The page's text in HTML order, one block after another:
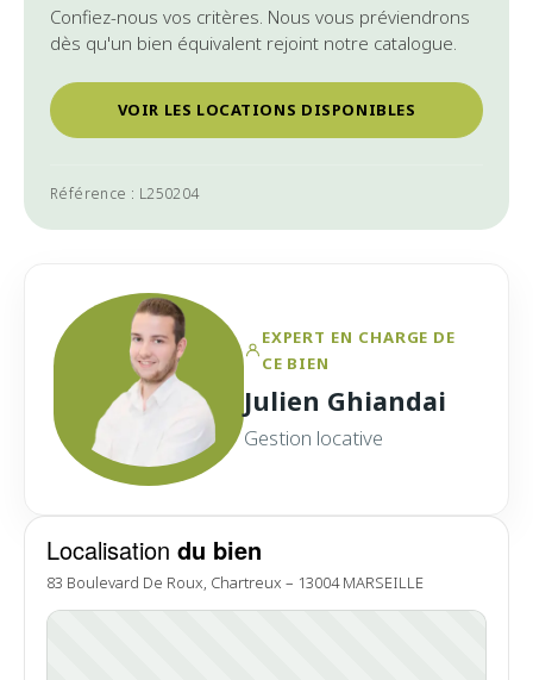
Confiez-nous vos critères. Nous vous préviendrons
dès qu'un bien équivalent rejoint notre catalogue.
VOIR LES LOCATIONS DISPONIBLES
Référence : L250204
Localisation du bien
83 Boulevard De Roux, Chartreux – 13004 MARSEILLE
EXPERT EN CHARGE DE
CE BIEN
Julien Ghiandai
Gestion locative